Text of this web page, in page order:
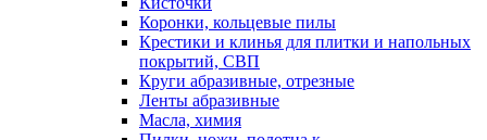
Коронки, кольцевые пилы
Крестики и клинья для плитки и напольных
покрытий, СВП
Круги абразивные, отрезные
Ленты абразивные
Масла, химия